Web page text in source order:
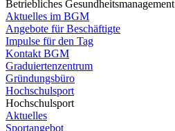
Betriebliches Gesundheitsmanagement
Aktuelles im BGM
Angebote für Beschäftigte
Impulse für den Tag
Kontakt BGM
Graduiertenzentrum
Gründungsbüro
Hochschulsport
Hochschulsport
Aktuelles
Sportangebot